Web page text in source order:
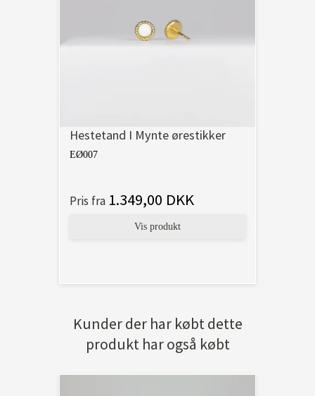
Hestetand I Mynte ørestikker
EØ007
Pris fra 1.349,00 DKK
Vis produkt
Kunder der har købt dette
produkt har også købt